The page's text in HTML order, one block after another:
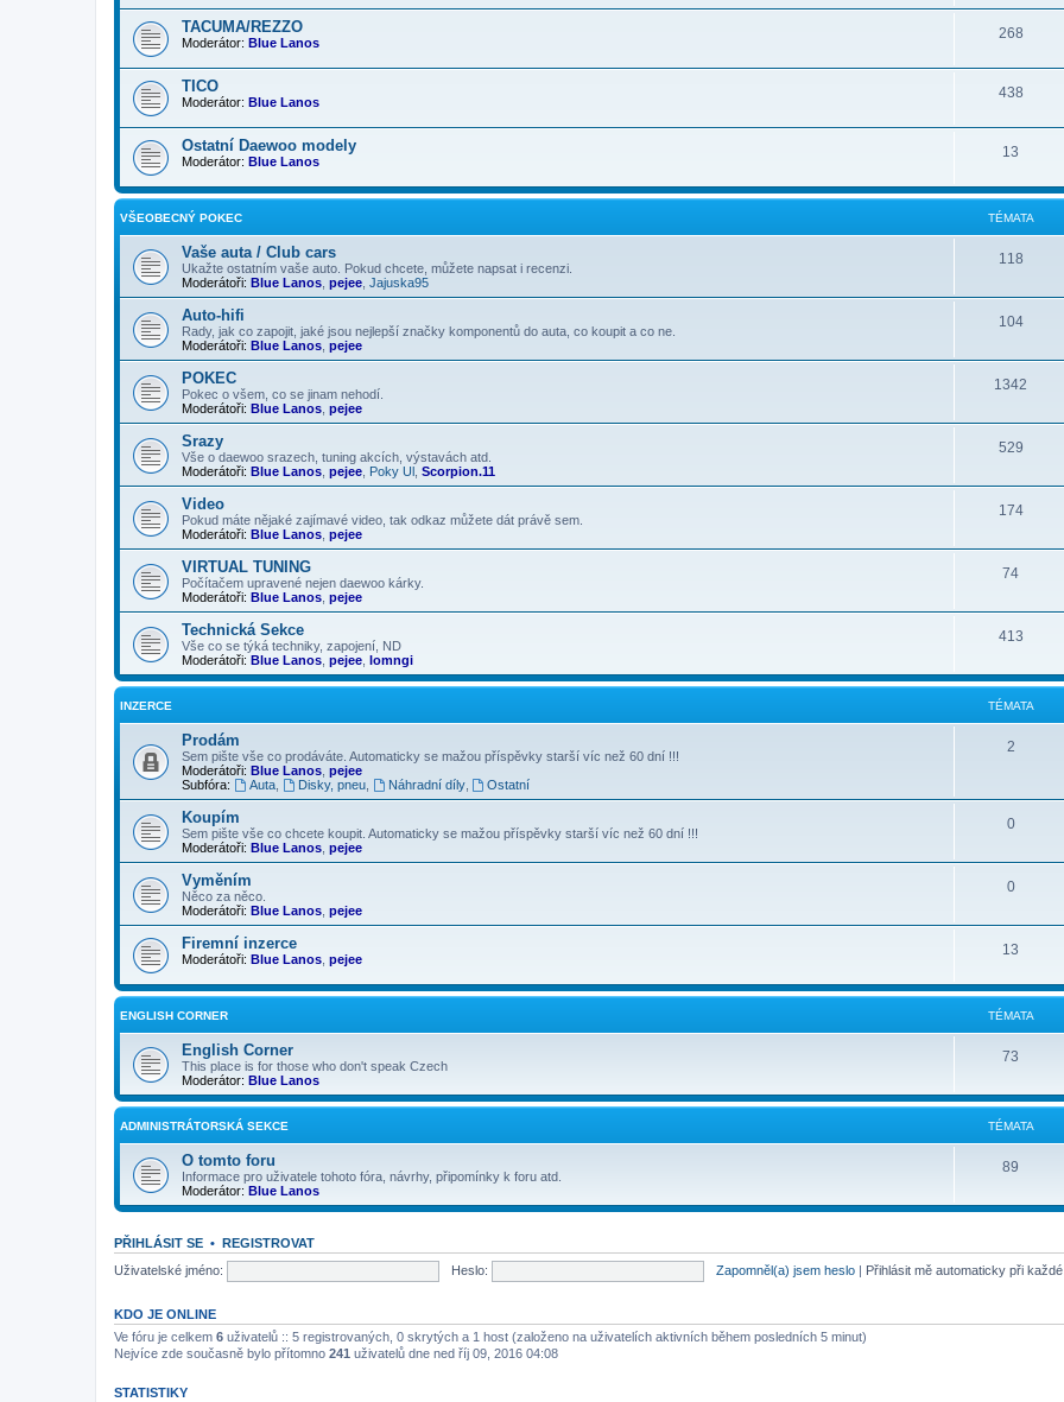
TACUMA/REZZO
Moderátor: Blue Lanos
268
TICO
Moderátor: Blue Lanos
438
Ostatní Daewoo modely
Moderátor: Blue Lanos
13
VŠEOBECNÝ POKEC TÉMATA
Vaše auta / Club cars
Ukažte ostatním vaše auto. Pokud chcete, můžete napsat i recenzi.
Moderátoři: Blue Lanos pejee Jajuska95
118
Auto-hifi
Rady, jak co zapojit, jaké jsou nejlepší značky komponentů do auta, co koupit a co ne.
Moderátoři: Blue Lanos pejee
104
POKEC
Pokec o všem, co se jinam nehodí.
Moderátoři: Blue Lanos pejee
1342
Srazy
Vše o daewoo srazech, tuning akcích, výstavách atd.
Moderátoři: Blue Lanos pejee Poky Ul Scorpion.11
529
Video
Pokud máte nějaké zajímavé video, tak odkaz můžete dát právě sem.
Moderátoři: Blue Lanos pejee
174
VIRTUAL TUNING
Počítačem upravené nejen daewoo kárky.
Moderátoři: Blue Lanos pejee
74
Technická Sekce
Vše co se týká techniky, zapojení, ND
Moderátoři: Blue Lanos pejee lomngi
413
INZERCE TÉMATA
Prodám
Sem pište vše co prodáváte. Automaticky se mažou příspěvky starší víc než 60 dní !!!
Moderátoři: Blue Lanos pejee
Subfóra:
Auta, Disky, pneu, Náhradní díly, Ostatní
2
Koupím
Sem pište vše co chcete koupit. Automaticky se mažou příspěvky starší víc než 60 dní !!!
Moderátoři: Blue Lanos pejee
0
Vyměním
Něco za něco.
Moderátoři: Blue Lanos pejee
0
Firemní inzerce
Moderátoři: Blue Lanos pejee
13
ENGLISH CORNER TÉMATA
English Corner
This place is for those who don't speak Czech
Moderátor: Blue Lanos
73
ADMINISTRÁTORSKÁ SEKCE TÉMATA
O tomto foru
Informace pro uživatele tohoto fóra, návrhy, připomínky k foru atd.
Moderátor: Blue Lanos
89
PŘIHLÁSIT SE • REGISTROVAT
Uživatelské jméno:
Heslo: Zapomněl(a) jsem heslo | Přihlásit mě automaticky při
KDO JE ONLINE
Ve fóru je celkem 6 uživatelů :: 5 registrovaných, 0 skrytých a 1 host (založeno na uživatelích aktivních během posledních 5 minut)
Nejvíce zde současně bylo přítomno 241 uživatelů dne ned říj 09, 2016 04:08
STATISTIKY